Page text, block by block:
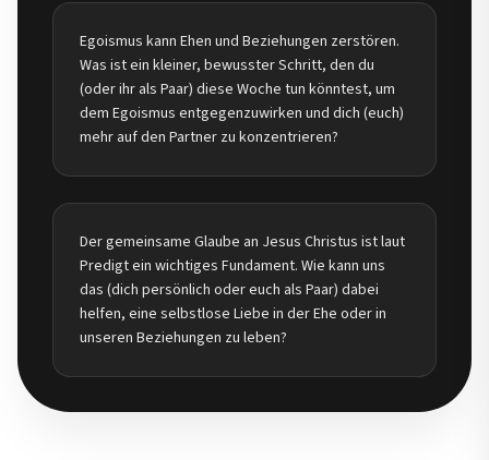
Egoismus kann Ehen und Beziehungen zerstören.
Was ist ein kleiner, bewusster Schritt, den du
(oder ihr als Paar) diese Woche tun könntest, um
dem Egoismus entgegenzuwirken und dich (euch)
mehr auf den Partner zu konzentrieren?
Der gemeinsame Glaube an Jesus Christus ist laut
Predigt ein wichtiges Fundament. Wie kann uns
das (dich persönlich oder euch als Paar) dabei
helfen, eine selbstlose Liebe in der Ehe oder in
unseren Beziehungen zu leben?